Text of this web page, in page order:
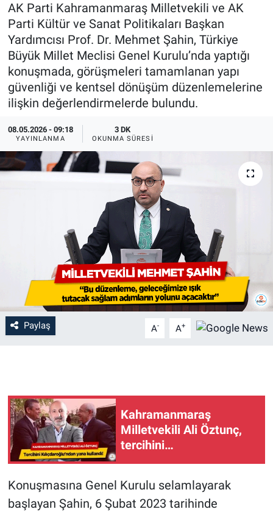
AK Parti Kahramanmaraş Milletvekili ve AK
Parti Kültür ve Sanat Politikaları Başkan
Yardımcısı Prof. Dr. Mehmet Şahin, Türkiye
Büyük Millet Meclisi Genel Kurulu’nda yaptığı
konuşmada, görüşmeleri tamamlanan yapı
güvenliği ve kentsel dönüşüm düzenlemelerine
ilişkin değerlendirmelerde bulundu.
08.05.2026 - 09:18
YAYINLANMA
3 DK
OKUNMA SÜRESI
Paylaş A- A+
Kahramanmaraş
Milletvekili Ali Öztunç,
tercihini
Kılıçdaroğlu'ndan yana
Konuşmasına Genel Kurulu selamlayarak
başlayan Şahin, 6 Şubat 2023 tarihinde